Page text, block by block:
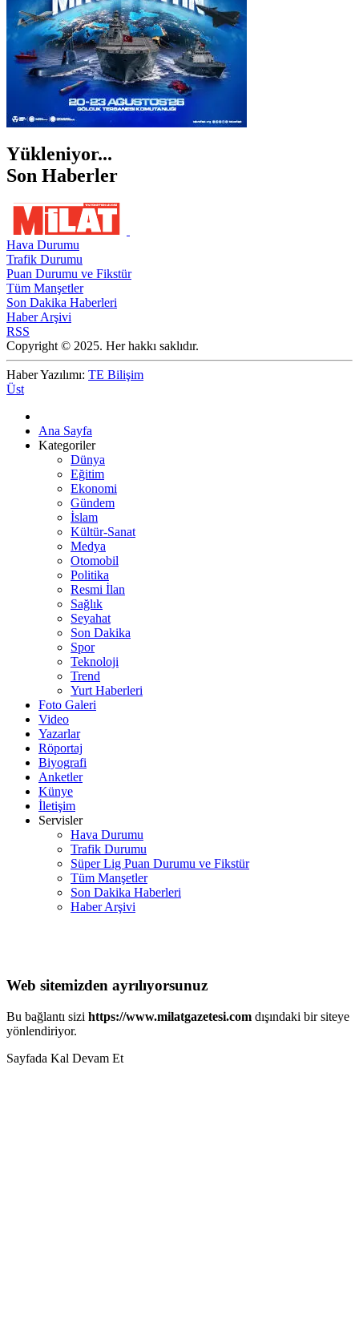
Yükleniyor...
Son Haberler
Hava Durumu
Trafik Durumu
Puan Durumu ve Fikstür
Tüm Manşetler
Son Dakika Haberleri
Haber Arşivi
RSS
Copyright © 2025. Her hakkı saklıdır.
Haber Yazılımı: TE Bilişim
Üst
Ana Sayfa
Kategoriler
Dünya
Eğitim
Ekonomi
Gündem
İslam
Kültür-Sanat
Medya
Otomobil
Politika
Resmi İlan
Sağlık
Seyahat
Son Dakika
Spor
Teknoloji
Trend
Yurt Haberleri
Foto Galeri
Video
Yazarlar
Röportaj
Biyografi
Anketler
Künye
İletişim
Servisler
Hava Durumu
Trafik Durumu
Süper Lig Puan Durumu ve Fikstür
Tüm Manşetler
Son Dakika Haberleri
Haber Arşivi
Web sitemizden ayrılıyorsunuz
Bu bağlantı sizi https://www.milatgazetesi.com dışındaki bir siteye
yönlendiriyor.
Sayfada Kal Devam Et